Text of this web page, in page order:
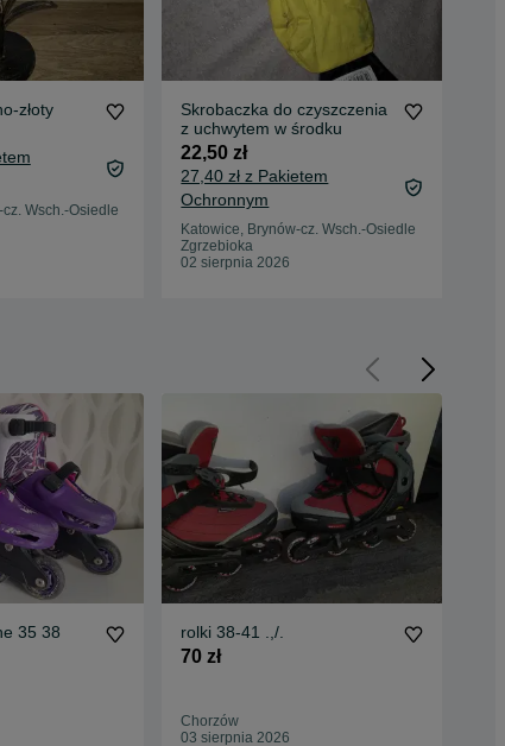
złoty
Wsch.-Osiedle
Skrobaczka do czyszczenia
z uchwytem w środku
22,50 zł
27,40 zł z Pakietem
Ochronnym
Katowice, Brynów-cz. Wsch.-Osiedle
Zgrzebioka
02 sierpnia 2026
35 38
rolki 38-41 .,/.
70 zł
Chorzów
03 sierpnia 2026